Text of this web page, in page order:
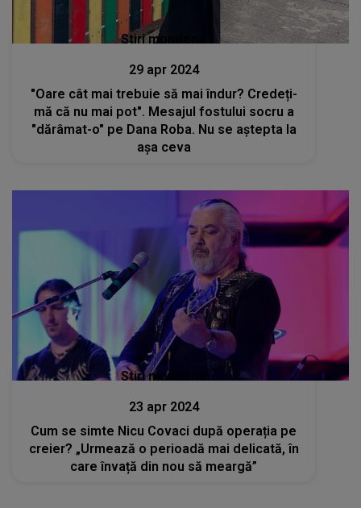
Stiri mondene
29 apr 2024
"Oare cât mai trebuie să mai îndur? Credeți-
mă că nu mai pot". Mesajul fostului socru a
"dărâmat-o" pe Dana Roba. Nu se aştepta la
aşa ceva
Stiri mondene
23 apr 2024
Cum se simte Nicu Covaci după operația pe
creier? „Urmează o perioadă mai delicată, în
care învață din nou să meargă”